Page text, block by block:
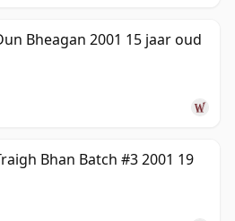
Bheagan 2001 15 jaar oud
Bhan Batch #3 2001 19